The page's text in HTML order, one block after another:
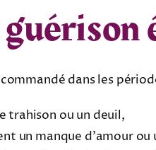
dans les
trahison ou un deuil,
un manque d’amour